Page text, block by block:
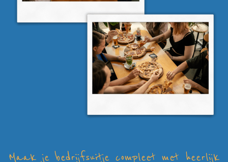
Maak je bedrijfsuitje compleet met heerlijk